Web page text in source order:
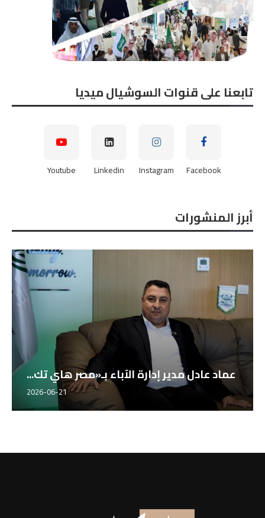
تابعنا على قنوات السوشيال ميديا
Facebook
Instagram
Linkedin
Youtube
أبرز المنشورات
عماد عادل مدير إدارة الآباء بـ«مصر هاي تك...
2026-06-21